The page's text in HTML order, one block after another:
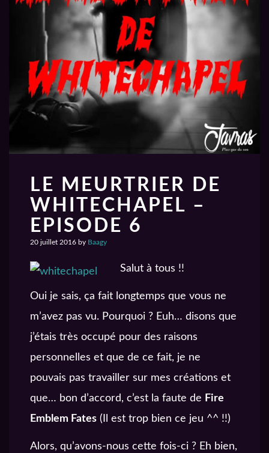
LE MEURTRIER DE
WHITECHAPEL –
EPISODE 6
20 juillet 2016 by Baagy
Salut à tous !!
Oui je sais, ça fait longtemps que vous ne
m’avez pas vu. Pourquoi ? Euh… disons que
j’étais très occupé pour des raisons
personnelles et que de ce fait, je ne
pouvais pas travailler sur mes créations et
que… bon d’accord, c’est la faute de Fire
Emblem Fates (Il est trop bien ce jeu ^^ !!)
Alors, qu’avons-nous cette fois-ci ? Eh bien,